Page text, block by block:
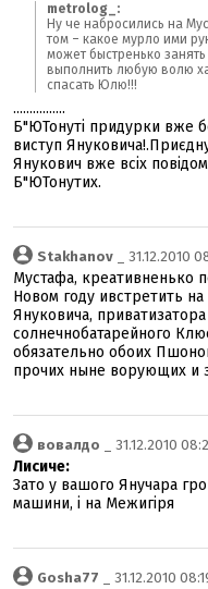
metrolog_:
Ну че набросились на
том – какое мурло ими
может быстренько
выполнить любую волю
спасать Юлю!!!
................
Б"ЮТонуті придурки вже
виступ
Янукович вже всіх
Б"ЮТонутих.
Stakhanov _ 31.12.2010
Мустафа, креативненько
Новом году ивстретить
Януковича,
солнечнобатарейного
обязательно обоих
прочих ныне ворующих и
вовалдо _ 31.12.2010
Лисиче:
Зато у вашого Янучара
машини, і на Межигіря
Gosha77 _ 31.12.2010